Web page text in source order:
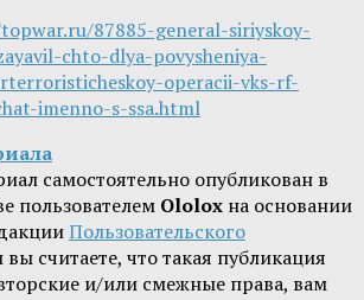
87885-general-siriyskoy-
chto-dlya-povysheniya-
operacii-vks-rf-
imenno-s-ssa.html
самостоятельно опубликован в
пользователем Ololox на основании
Пользовательского
вы считаете, что такая публикация
и/или смежные права, вам